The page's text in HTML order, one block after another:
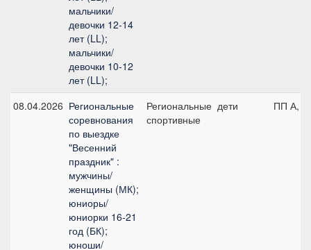
мальчики/
девочки 12-14
лет (LL);
мальчики/
девочки 10-12
лет (LL);
08.04.2026 Региональные
соревнования
по выездке
"Весенний
праздник" :
мужчины/
женщины (МК);
юниоры/
юниорки 16-21
год (БК);
юноши/
Региональные
спортивные
дети ПП А,